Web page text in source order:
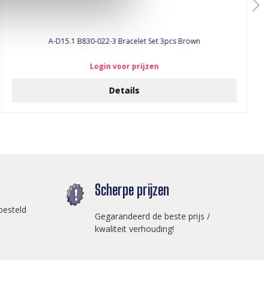
A-D15.1 B830-022-3 Bracelet Set 3pcs Brown
Login voor prijzen
Details
Scherpe prijzen
Gegarandeerd de beste prijs /
kwaliteit verhouding!